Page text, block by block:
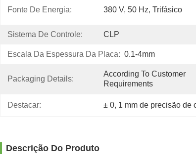
Fonte De Energia: 380 V, 50 Hz, Trifásico
Sistema De Controle: CLP
Escala Da Espessura Da Placa: 0.1-4mm
Packaging Details:
According To Customer
Requirements
Destacar: ± 0, 1 mm de precisão de
Descrição Do Produto